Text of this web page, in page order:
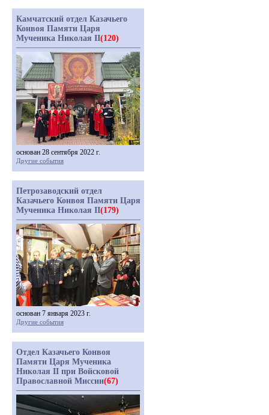
Камчатский отдел Казачьего
Конвоя Памяти Царя
Мученика Николая II(120)
основан 28 сентября 2022 г.
Другие события
Петрозаводский отдел
Казачьего Конвоя Памяти Царя
Мученика Николая II(179)
основан 7 января 2023 г.
Другие события
Отдел Казачьего Конвоя
Памяти Царя Мученика
Николая II при Войсковой
Православной Миссии(67)